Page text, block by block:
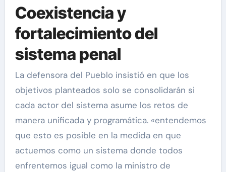
Coexistencia y
fortalecimiento del
sistema penal
La defensora del Pueblo insistió en que los
objetivos planteados solo se consolidarán si
cada actor del sistema asume los retos de
manera unificada y programática. «entendemos
que esto es posible en la medida en que
actuemos como un sistema donde todos
enfrentemos igual como la ministro de